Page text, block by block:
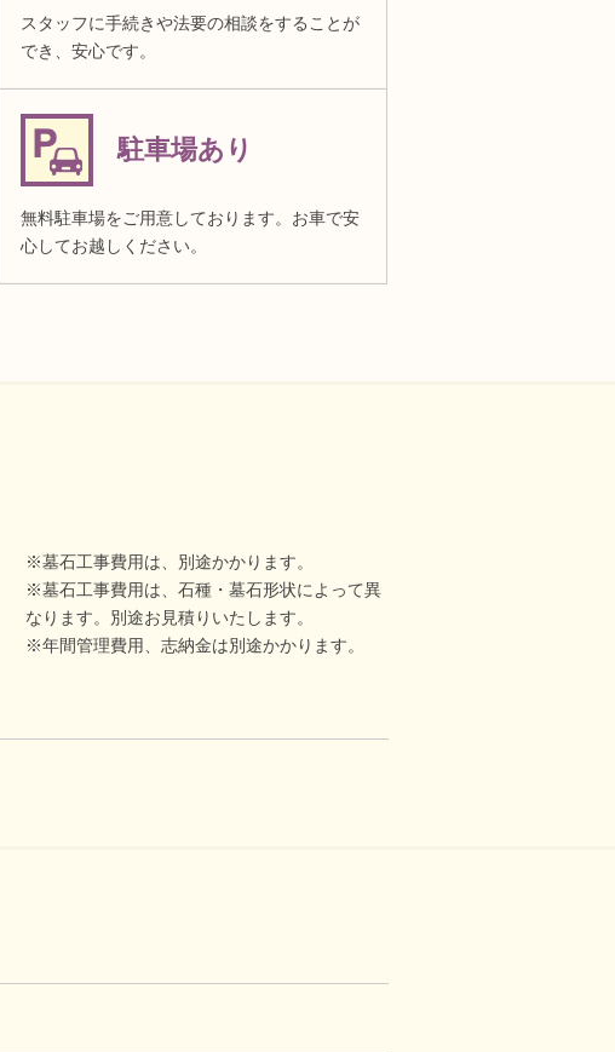
スタッフに手続きや法要の相談をすることが
でき、安心です。
駐車場あり
無料駐車場をご用意しております。お車で安
心してお越しください。
※墓石工事費用は、別途かかります。
※墓石工事費用は、石種・墓石形状によって異
なります。別途お見積りいたします。
※年間管理費用、志納金は別途かかります。